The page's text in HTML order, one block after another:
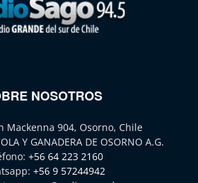
NOSOTROS
Mackenna 904, Osorno, Chile
Y GANADERA DE OSORNO A.G.
+56 64 223 2160
+56 9 57244942